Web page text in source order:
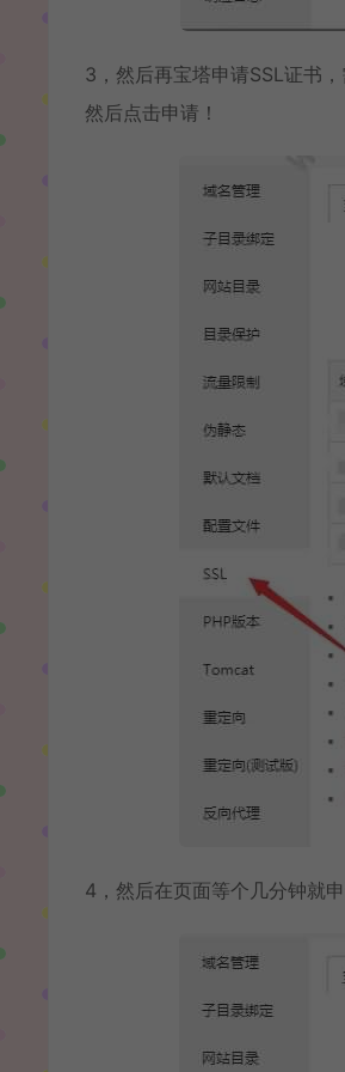
3，然后再宝塔申请SSL证书
然后点击申请！
4，然后在页面等个几分钟就